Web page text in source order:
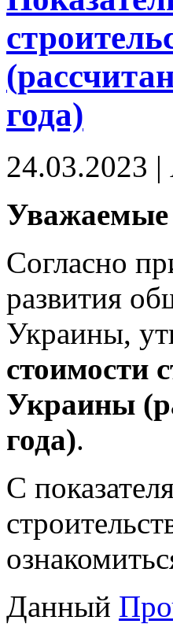
года)
24.03.2023 |
Увaжaeмыe
Согласно
развития
Украины,
стоимости
Украины
года).
С
Данный